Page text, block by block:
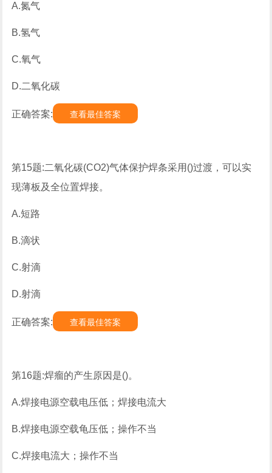
A.氮气
B.氢气
C.氧气
D.二氧化碳
正确答案: 查看最佳答案
第15题:二氧化碳(CO2)气体保护焊条采用()过渡，可以实
现薄板及全位置焊接。
A.短路
B.滴状
C.射滴
D.射滴
正确答案: 查看最佳答案
第16题:焊瘤的产生原因是()。
A.焊接电源空载电压低；焊接电流大
B.焊接电源空载龟压低；操作不当
C.焊接电流大；操作不当